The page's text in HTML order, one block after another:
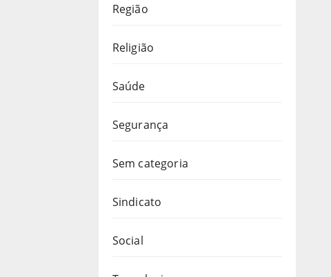
Região
Religião
Saúde
Segurança
Sem categoria
Sindicato
Social